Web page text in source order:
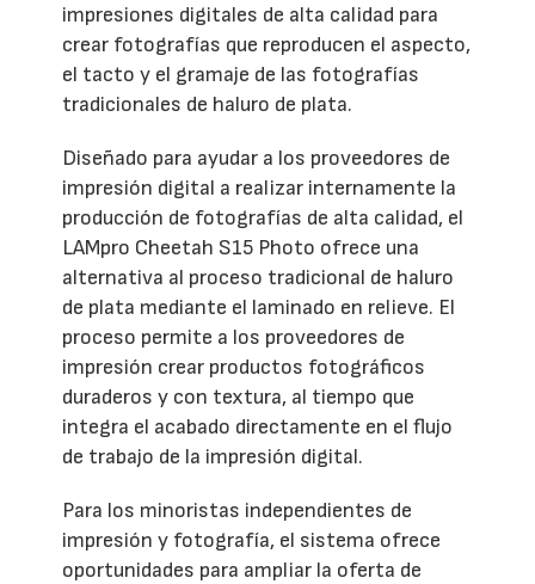
impresiones digitales de alta calidad para
crear fotografías que reproducen el aspecto,
el tacto y el gramaje de las fotografías
tradicionales de haluro de plata.
Diseñado para ayudar a los proveedores de
impresión digital a realizar internamente la
producción de fotografías de alta calidad, el
LAMpro Cheetah S15 Photo ofrece una
alternativa al proceso tradicional de haluro
de plata mediante el laminado en relieve. El
proceso permite a los proveedores de
impresión crear productos fotográficos
duraderos y con textura, al tiempo que
integra el acabado directamente en el flujo
de trabajo de la impresión digital.
Para los minoristas independientes de
impresión y fotografía, el sistema ofrece
oportunidades para ampliar la oferta de